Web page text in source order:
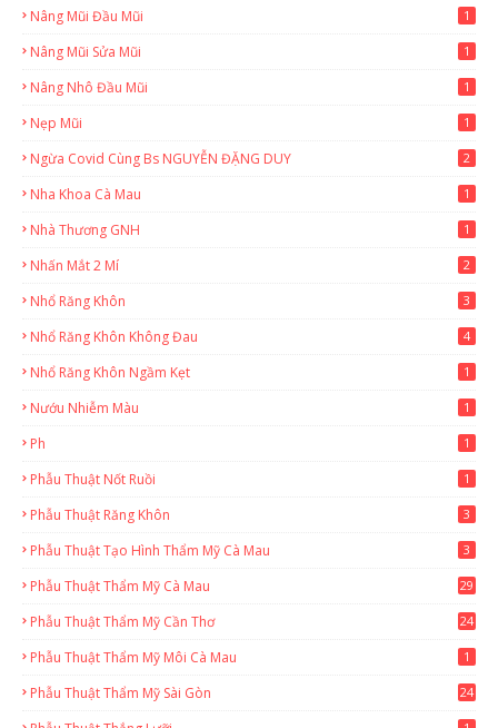
Nâng Mũi Đầu Mũi 1
Nâng Mũi Sửa Mũi 1
Nâng Nhô Đầu Mũi 1
Nẹp Mũi 1
Ngừa Covid Cùng Bs NGUYỄN ĐẶNG DUY 2
Nha Khoa Cà Mau 1
Nhà Thương GNH 1
Nhấn Mắt 2 Mí 2
Nhổ Răng Khôn 3
Nhổ Răng Khôn Không Đau 4
Nhổ Răng Khôn Ngầm Kẹt 1
Nướu Nhiễm Màu 1
Ph 1
Phẫu Thuật Nốt Ruồi 1
Phẫu Thuật Răng Khôn 3
Phẫu Thuật Tạo Hình Thẩm Mỹ Cà Mau 3
Phẫu Thuật Thẩm Mỹ Cà Mau
29
Phẫu Thuật Thẩm Mỹ Cần Thơ
24
Phẫu Thuật Thẩm Mỹ Môi Cà Mau 1
Phẫu Thuật Thẩm Mỹ Sài Gòn
24